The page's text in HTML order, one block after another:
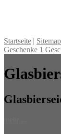
Startseite | Sitemap
Geschenke 1